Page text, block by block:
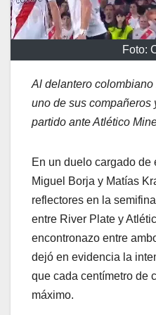
Foto:
Al delantero
uno de sus compañeros
partido ante Atlético
En un duelo cargado de
Miguel Borja y Matías
reflectores en la
entre River Plate y
encontronazo entre
dejó en evidencia la
que cada centímetro de
máximo.